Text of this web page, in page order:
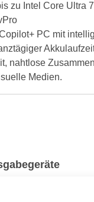
zu Intel Core Ultra
PC mit
nahtlose
Medien.